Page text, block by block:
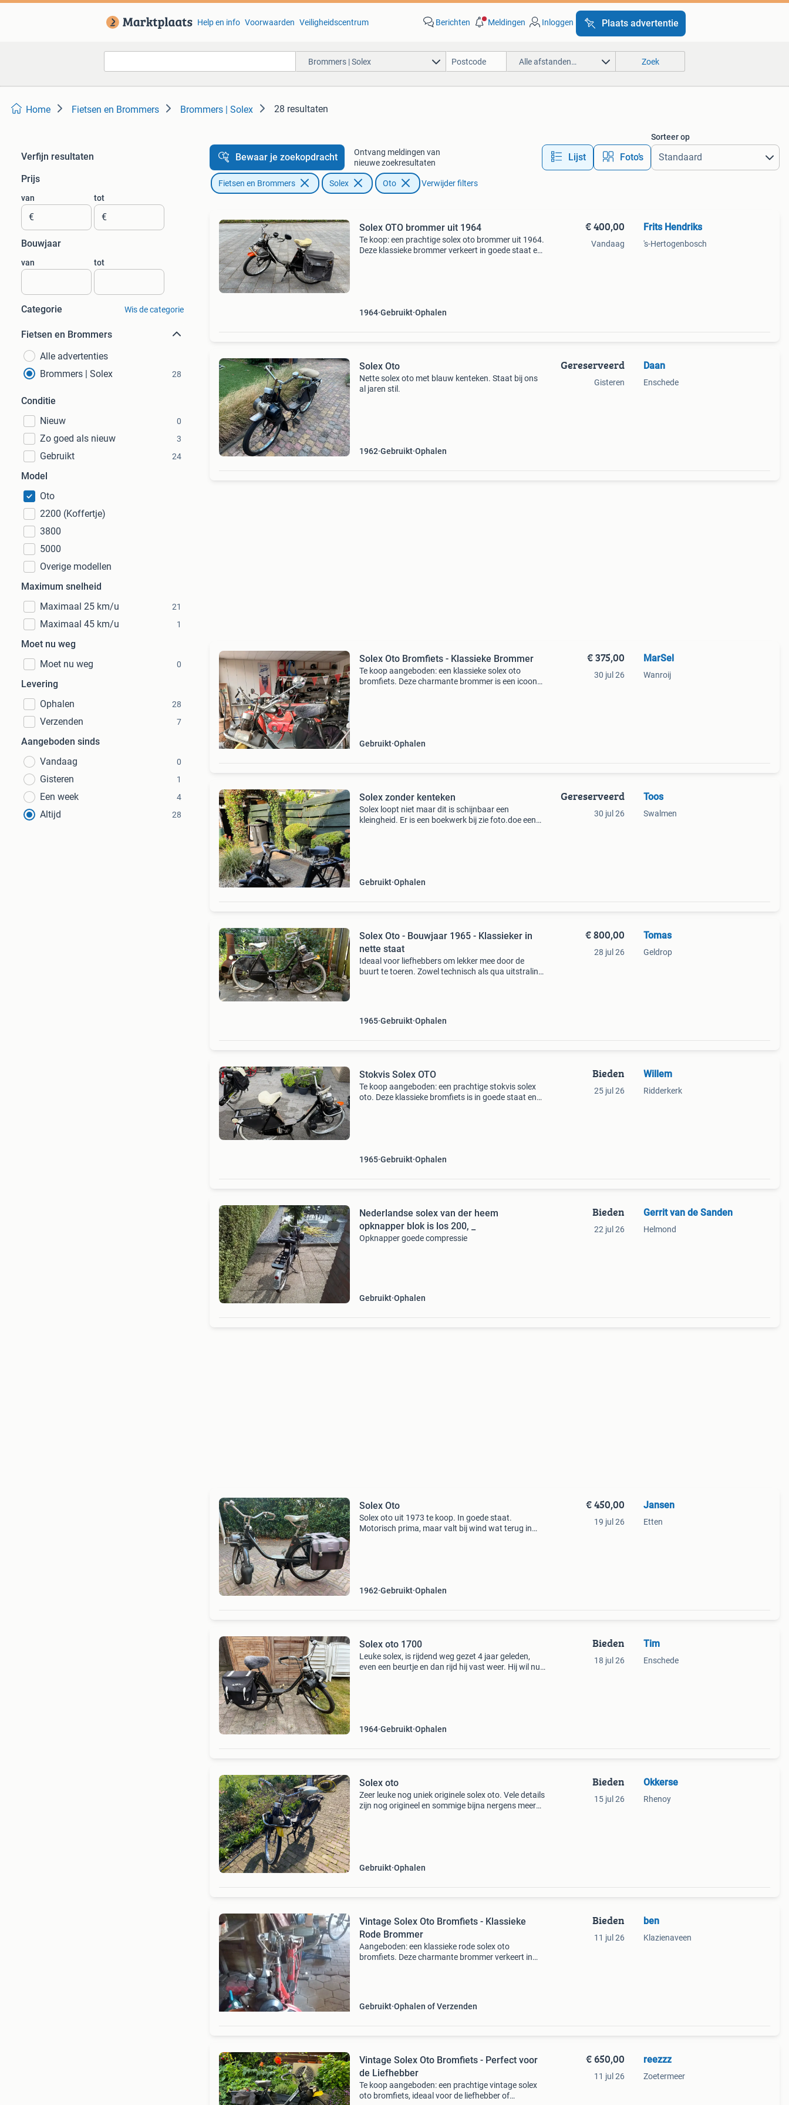
Help en info Voorwaarden Veiligheidscentrum Berichten Meldingen Inloggen Plaats advertentie
Brommers | Solex Alle afstanden… Zoek
Home Fietsen en Brommers Brommers | Solex 28 resultaten
Verfijn resultaten
Prijs
van
€
tot
€
Bouwjaar
van tot
Categorie Wis de categorie
Fietsen en Brommers
Alle advertenties
Brommers | Solex
28
Conditie
Nieuw
0
Zo goed als nieuw 3
Gebruikt 24
Model
Oto
2200 (Koffertje)
3800
5000
Overige modellen
Maximum snelheid
Maximaal 25 km/u
21
Maximaal 45 km/u 1
Moet nu weg
Moet nu weg
0
Levering
Ophalen
28
Verzenden 7
Aangeboden sinds
Vandaag
0
Gisteren 1
Een week 4
Altijd 28
Bewaar je zoekopdracht
Ontvang meldingen van
nieuwe zoekresultaten
Lijst Foto’s
Sorteer op
Fietsen en Brommers Solex Oto Verwijder filters
Solex OTO brommer uit 1964
Te koop: een prachtige solex oto brommer uit 1964.
Deze klassieke brommer verkeert in goede staat en
1964 Gebruikt Ophalen
€ 400,00
Vandaag
Frits Hendriks
's-Hertogenbosch
Solex Oto
Nette solex oto met blauw kenteken. Staat bij ons
al jaren stil.
1962 Gebruikt Ophalen
Gereserveerd
Gisteren
Daan
Enschede
Solex Oto Bromfiets - Klassieke Brommer
Te koop aangeboden: een klassieke solex oto
bromfiets. Deze charmante brommer is een icoon
Gebruikt Ophalen
€ 375,00
30 jul 26
MarSel
Wanroij
Solex zonder kenteken
Solex loopt niet maar dit is schijnbaar een
kleingheid. Er is een boekwerk bij zie foto.doe een
Gebruikt Ophalen
Gereserveerd
30 jul 26
Toos
Swalmen
Solex Oto - Bouwjaar 1965 - Klassieker in
nette staat
Ideaal voor liefhebbers om lekker mee door de
buurt te toeren. Zowel technisch als qua uitstraling
1965 Gebruikt Ophalen
€ 800,00
28 jul 26
Tomas
Geldrop
Stokvis Solex OTO
Te koop aangeboden: een prachtige stokvis solex
oto. Deze klassieke bromfiets is in goede staat en
1965 Gebruikt Ophalen
Bieden
25 jul 26
Willem
Ridderkerk
Nederlandse solex van der heem
opknapper blok is los 200, _
Opknapper goede compressie
Gebruikt Ophalen
Bieden
22 jul 26
Gerrit van de Sanden
Helmond
Solex Oto
Solex oto uit 1973 te koop. In goede staat.
Motorisch prima, maar valt bij wind wat terug in
1962 Gebruikt Ophalen
€ 450,00
19 jul 26
Jansen
Etten
Solex oto 1700
Leuke solex, is rijdend weg gezet 4 jaar geleden,
even een beurtje en dan rijd hij vast weer. Hij wil nu
1964 Gebruikt Ophalen
Bieden
18 jul 26
Tim
Enschede
Solex oto
Zeer leuke nog uniek originele solex oto. Vele details
zijn nog origineel en sommige bijna nergens meer
Gebruikt Ophalen
Bieden
15 jul 26
Okkerse
Rhenoy
Vintage Solex Oto Bromfiets - Klassieke
Rode Brommer
Aangeboden: een klassieke rode solex oto
bromfiets. Deze charmante brommer verkeert in
Gebruikt Ophalen of Verzenden
Bieden
11 jul 26
ben
Klazienaveen
Vintage Solex Oto Bromfiets - Perfect voor
de Liefhebber
Te koop aangeboden: een prachtige vintage solex
oto bromfiets, ideaal voor de liefhebber of
€ 650,00
11 jul 26
reezzz
Zoetermeer